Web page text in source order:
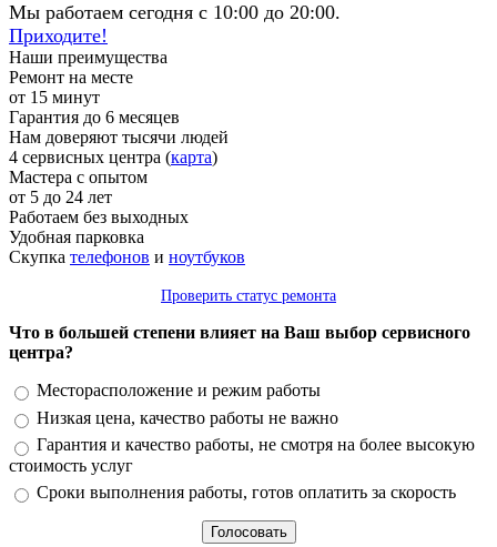
Мы работаем сегодня с 10:00 до 20:00.
Приходите!
Наши преимущества
Ремонт на месте
от 15 минут
Гарантия до 6 месяцев
Нам доверяют тысячи людей
4 сервисных центра (карта)
Мастера с опытом
от 5 до 24 лет
Работаем без выходных
Удобная парковка
Скупка телефонов и ноутбуков
Проверить статус ремонта
Что в большей степени влияет на Ваш выбор сервисного
центра?
Варианты
Месторасположение и режим работы
Низкая цена, качество работы не важно
Гарантия и качество работы, не смотря на более высокую
стоимость услуг
Сроки выполнения работы, готов оплатить за скорость